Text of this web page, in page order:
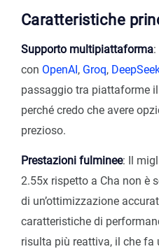
Caratteristiche
Supporto multipiattaforma
con OpenAI, Groq,
passaggio tra piattaforme
perché credo che avere
prezioso.
Prestazioni fulminee: Il
2.55x rispetto a Cha non è
di un’ottimizzazione
caratteristiche di
risulta più reattiva, il che fa